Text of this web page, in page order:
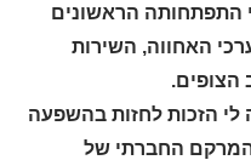
התפתחותה הראשונים
האחווה, השירות
הצופים.
לי הזכות לחזות בהשפעה
החברתי של